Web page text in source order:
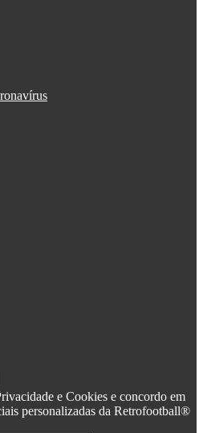
e Cookies e concordo em
personalizadas da Retrofootball®